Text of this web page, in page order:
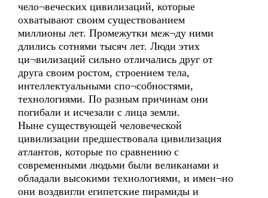
чело¬веческих цивилизаций, которые
охватывают своим существованием
миллионы лет. Промежутки меж¬ду ними
длились сотнями тысяч лет. Люди этих
ци¬вилизаций сильно отличались друг от
друга своим ростом, строением тела,
интеллектуальными спо¬собностями,
технологиями. По разным причинам они
погибали и исчезали с лица земли.
Ныне существующей человеческой
цивилизации предшествовала цивилизация
атлантов, которые по сравнению с
современными людьми были великанами и
обладали высокими технологиями, и имен¬но
они воздвигли египетские пирамиды и